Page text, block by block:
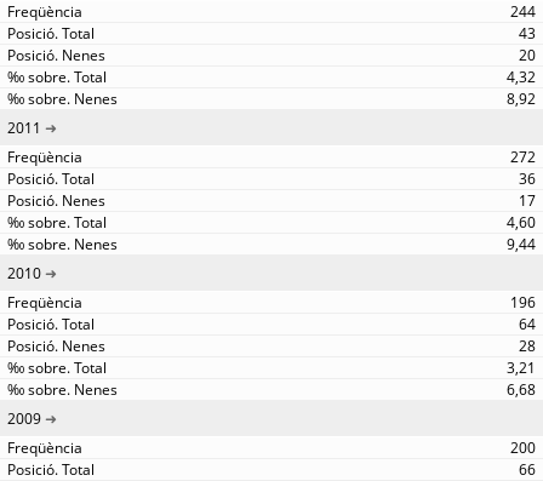
244
43
20
4,32
8,92
2011
272
36
17
4,60
9,44
2010
196
64
28
3,21
6,68
2009
200
66